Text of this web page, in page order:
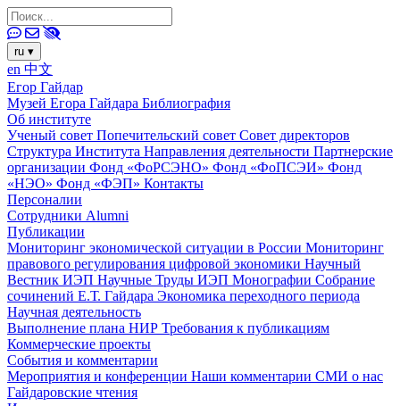
ru ▾
en 中文
Егор Гайдар
Музей Егора Гайдара Библиография
Об институте
Ученый совет Попечительский совет Совет директоров
Структура Института Направления деятельности Партнерские
организации Фонд «ФоРСЭНО» Фонд «ФоПСЭИ» Фонд
«НЭО» Фонд «ФЭП» Контакты
Персоналии
Сотрудники Alumni
Публикации
Мониторинг экономической ситуации в России Мониторинг
правового регулирования цифровой экономики Научный
Вестник ИЭП Научные Труды ИЭП Монографии Собрание
сочинений Е.Т. Гайдара Экономика переходного периода
Научная деятельность
Выполнение плана НИР Требования к публикациям
Коммерческие проекты
События и комментарии
Мероприятия и конференции Наши комментарии СМИ о нас
Гайдаровские чтения